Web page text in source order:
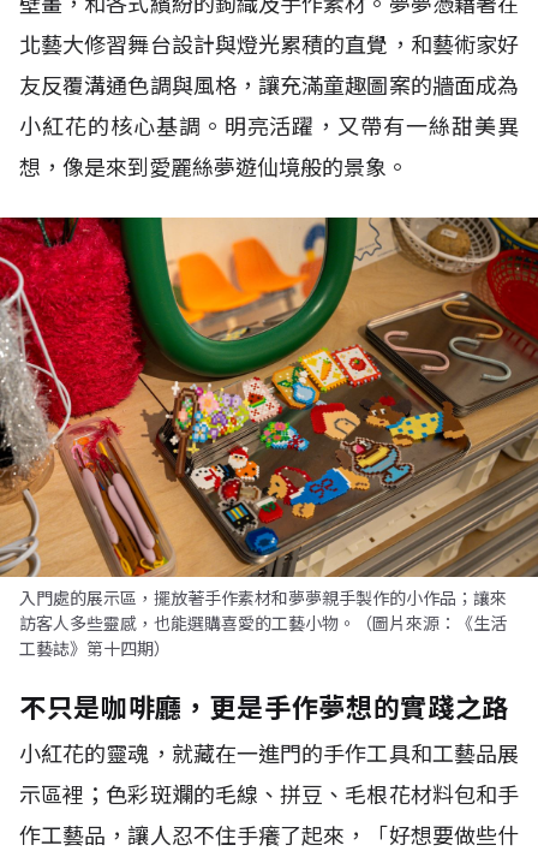
北藝大修習舞台設計與燈光累積的直覺，和藝術家好
友反覆溝通色調與風格，讓充滿童趣圖案的牆面成為
小紅花的核心基調。明亮活躍，又帶有一絲甜美異
想，像是來到愛麗絲夢遊仙境般的景象。
入門處的展示區，擺放著手作素材和夢夢親手製作的小作品；讓來
訪客人多些靈感，也能選購喜愛的工藝小物。（圖片來源：《生活
工藝誌》第十四期）
不只是咖啡廳，更是手作夢想的實踐之路
小紅花的靈魂，就藏在一進門的手作工具和工藝品展
示區裡；色彩斑斕的毛線、拼豆、毛根花材料包和手
作工藝品，讓人忍不住手癢了起來，「好想要做些什